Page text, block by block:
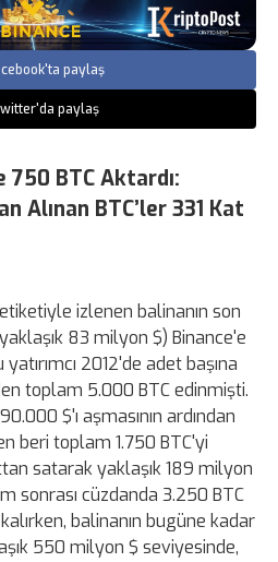
paylaş
paylaş
750 BTC Aktardı:
Alınan BTC’ler 331 Kat
izlenen balinanın son
83 milyon $) Binance'e
2012'de adet başına
toplam 5.000 BTC edinmişti.
$'ı aşmasının ardından
beri toplam 1.750 BTC'yi
satarak yaklaşık 189 milyon
sonrası cüzdanda 3.250 BTC
balinanın bugüne kadar
550 milyon $ seviyesinde,